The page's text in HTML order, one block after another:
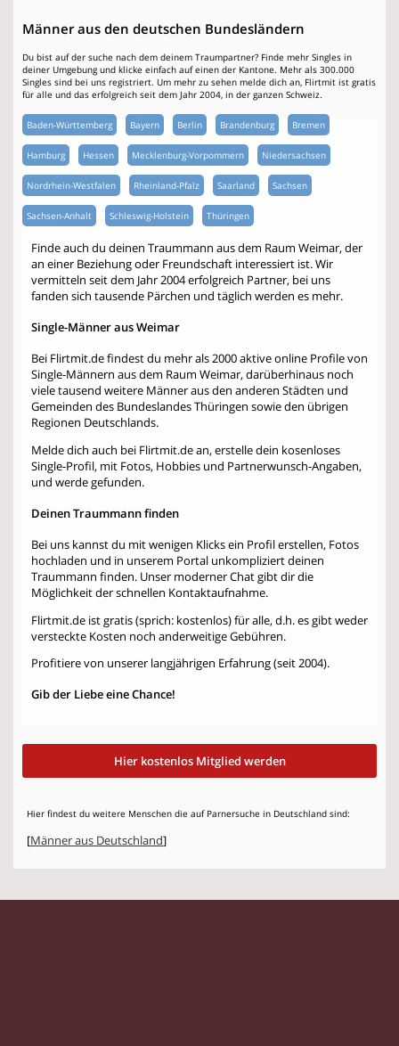
Männer aus den deutschen Bundesländern
Du bist auf der suche nach dem deinem Traumpartner? Finde mehr Singles in
deiner Umgebung und klicke einfach auf einen der Kantone. Mehr als 300.000
Singles sind bei uns registriert. Um mehr zu sehen melde dich an, Flirtmit ist gratis
für alle und das erfolgreich seit dem Jahr 2004, in der ganzen Schweiz.
Baden-Württemberg Bayern Berlin Brandenburg Bremen
Hamburg Hessen Mecklenburg-Vorpommern Niedersachsen
Nordrhein-Westfalen Rheinland-Pfalz Saarland Sachsen
Sachsen-Anhalt Schleswig-Holstein Thüringen
Finde auch du deinen Traummann aus dem Raum Weimar, der
an einer Beziehung oder Freundschaft interessiert ist. Wir
vermitteln seit dem Jahr 2004 erfolgreich Partner, bei uns
fanden sich tausende Pärchen und täglich werden es mehr.
Single-Männer aus Weimar
Bei Flirtmit.de findest du mehr als 2000 aktive online Profile von
Single-Männern aus dem Raum Weimar, darüberhinaus noch
viele tausend weitere Männer aus den anderen Städten und
Gemeinden des Bundeslandes Thüringen sowie den übrigen
Regionen Deutschlands.
Melde dich auch bei Flirtmit.de an, erstelle dein kosenloses
Single-Profil, mit Fotos, Hobbies und Partnerwunsch-Angaben,
und werde gefunden.
Deinen Traummann finden
Bei uns kannst du mit wenigen Klicks ein Profil erstellen, Fotos
hochladen und in unserem Portal unkompliziert deinen
Traummann finden. Unser moderner Chat gibt dir die
Möglichkeit der schnellen Kontaktaufnahme.
Flirtmit.de ist gratis (sprich: kostenlos) für alle, d.h. es gibt weder
versteckte Kosten noch anderweitige Gebühren.
Profitiere von unserer langjährigen Erfahrung (seit 2004).
Gib der Liebe eine Chance!
Hier kostenlos Mitglied werden
Hier findest du weitere Menschen die auf Parnersuche in Deutschland sind:
[Männer aus Deutschland]